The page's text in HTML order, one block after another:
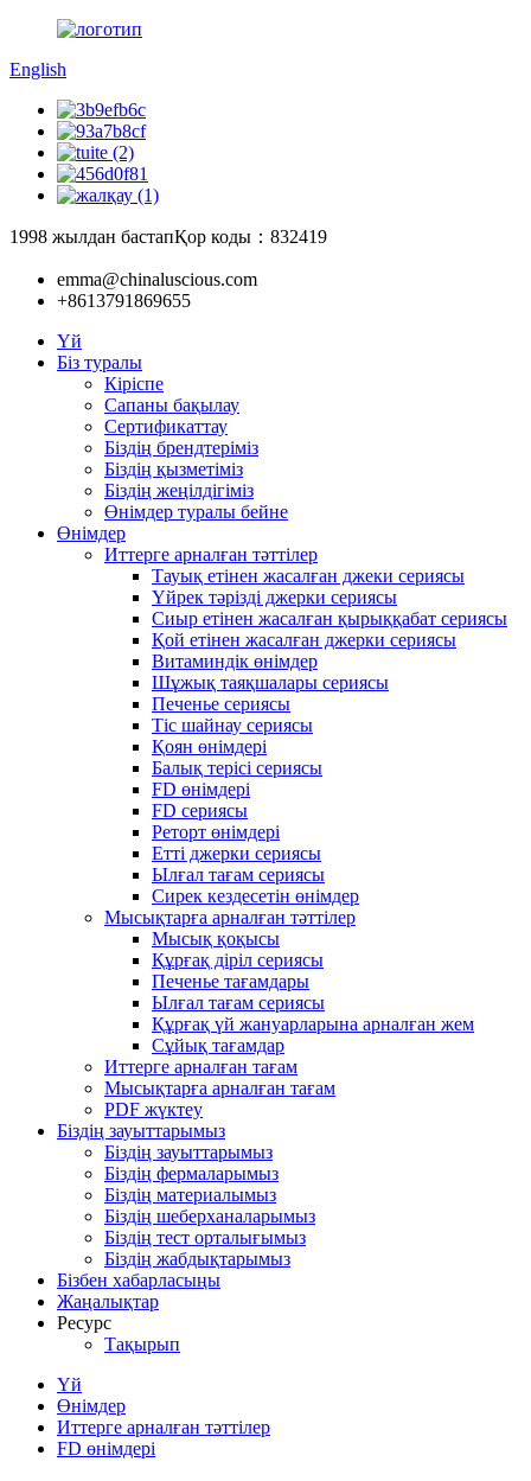
English
1998 жылдан бастапҚор коды：832419
emma@chinaluscious.com
+8613791869655
Үй
Біз туралы
Кіріспе
Сапаны бақылау
Сертификаттау
Біздің брендтеріміз
Біздің қызметіміз
Біздің жеңілдігіміз
Өнімдер туралы бейне
Өнімдер
Иттерге арналған тәттілер
Тауық етінен жасалған джеки сериясы
Үйрек тәрізді джерки сериясы
Сиыр етінен жасалған қырыққабат сериясы
Қой етінен жасалған джерки сериясы
Витаминдік өнімдер
Шұжық таяқшалары сериясы
Печенье сериясы
Тіс шайнау сериясы
Қоян өнімдері
Балық терісі сериясы
FD өнімдері
FD сериясы
Реторт өнімдері
Етті джерки сериясы
Ылғал тағам сериясы
Сирек кездесетін өнімдер
Мысықтарға арналған тәттілер
Мысық қоқысы
Құрғақ діріл сериясы
Печенье тағамдары
Ылғал тағам сериясы
Құрғақ үй жануарларына арналған жем
Сұйық тағамдар
Иттерге арналған тағам
Мысықтарға арналған тағам
PDF жүктеу
Біздің зауыттарымыз
Біздің зауыттарымыз
Біздің фермаларымыз
Біздің материалымыз
Біздің шеберханаларымыз
Біздің тест орталығымыз
Біздің жабдықтарымыз
Бізбен хабарласыңы
Жаңалықтар
Ресурс
Тақырып
Үй
Өнімдер
Иттерге арналған тәттілер
FD өнімдері